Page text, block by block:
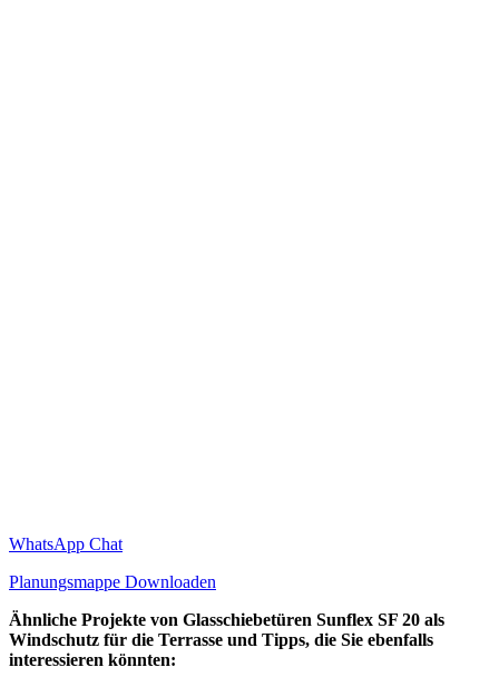
WhatsApp Chat
Planungsmappe Downloaden
Ähnliche Projekte von Glasschiebetüren Sunflex SF 20 als
Windschutz für die Terrasse und Tipps, die Sie ebenfalls
interessieren könnten: